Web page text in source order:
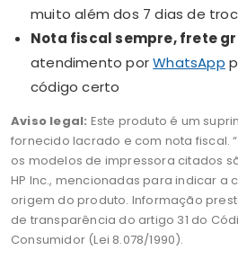
muito além dos 7 dias de
Nota fiscal sempre, frete
atendimento porWhatsApp
código certo
Aviso legal: Este produto é um
fornecido lacrado e com nota fiscal.
os modelos de impressora citados
HP Inc., mencionadas para indicar a
origem do produto. Informação
de transparência do artigo 31 do
Consumidor (Lei 8.078/1990).